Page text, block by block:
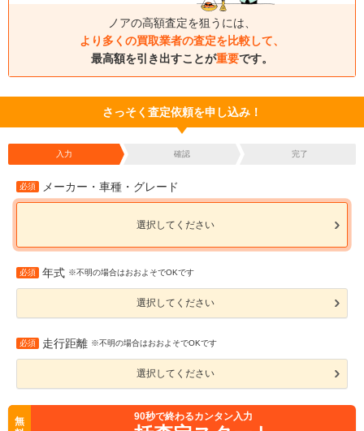
ノアの高額査定を狙うには、
より多くの買取業者の査定を比較して、
最高額を引き出すことが重要です。
さっそく査定依頼を申し込み！
入力 確認 完了
必須 メーカー・車種・グレード
選択してください
必須 年式 ※不明の場合はおおよそでOKです
選択してください
必須 走行距離 ※不明の場合はおおよそでOKです
選択してください
無
90秒で終わるカンタン入力